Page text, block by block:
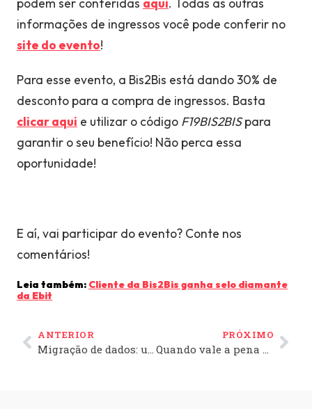
podem ser conferidas aqui. Todas as outras
informações de ingressos você pode conferir no
site do evento!
Para esse evento, a Bis2Bis está dando 30% de
desconto para a compra de ingressos. Basta
clicar aqui e utilizar o código F19BIS2BISpara
garantir o seu benefício! Não perca essa
oportunidade!
E aí, vai participar do evento? Conte nos
comentários!
Leia também: Cliente da Bis2Bis ganha selo diamante
da Ebit
ANTERIOR PRÓXIMO